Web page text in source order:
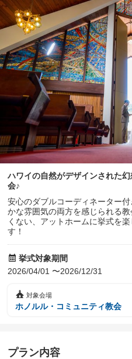
ハワイの自然がデザインされた
会♪
安心のダブルコーディネーター
かな雰囲気の両方を感じられる
くない、アットホームに挙式を
す！
挙式対象期間
2026/04/01 〜2026/12/31
対象会場
ホノルル・コミュニティ教会
プラン内容